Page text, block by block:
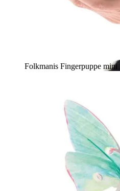
Folkmanis Fingerpuppe